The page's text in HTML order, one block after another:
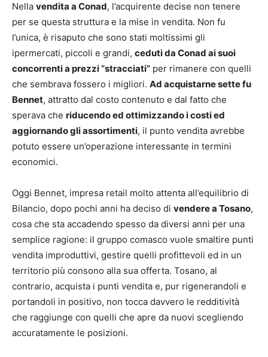
Nella vendita a Conad, l’acquirente decise non tenere
per se questa struttura e la mise in vendita. Non fu
l’unica, è risaputo che sono stati moltissimi gli
ipermercati, piccoli e grandi, ceduti da Conad ai suoi
concorrenti a prezzi “stracciati” per rimanere con quelli
che sembrava fossero i migliori. Ad acquistarne sette fu
Bennet, attratto dal costo contenuto e dal fatto che
sperava che riducendo ed ottimizzando i costi ed
aggiornando gli assortimenti, il punto vendita avrebbe
potuto essere un’operazione interessante in termini
economici.
Oggi Bennet, impresa retail molto attenta all’equilibrio di
Bilancio, dopo pochi anni ha deciso di vendere a Tosano,
cosa che sta accadendo spesso da diversi anni per una
semplice ragione: il gruppo comasco vuole smaltire punti
vendita improduttivi, gestire quelli profittevoli ed in un
territorio più consono alla sua offerta. Tosano, al
contrario, acquista i punti vendita e, pur rigenerandoli e
portandoli in positivo, non tocca davvero le redditività
che raggiunge con quelli che apre da nuovi scegliendo
accuratamente le posizioni.